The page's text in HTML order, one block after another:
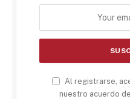
Al registrarse,
nuestro acuerdo de